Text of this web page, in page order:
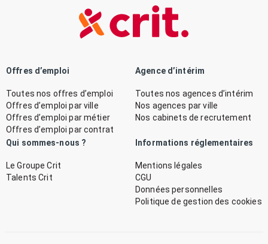
Offres d’emploi
Toutes nos offres d’emploi
Offres d’emploi par ville
Offres d’emploi par métier
Offres d’emploi par contrat
Agence d’intérim
Toutes nos agences d’intérim
Nos agences par ville
Nos cabinets de recrutement
Qui sommes-nous ?
Le Groupe Crit
Talents Crit
Informations réglementaires
Mentions légales
CGU
Données personnelles
Politique de gestion des cookies